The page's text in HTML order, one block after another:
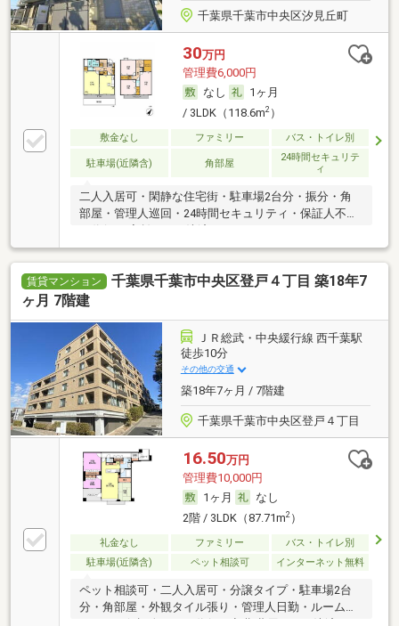
千葉県千葉市中央区汐見丘町
30万円
管理費6,000円
なし
1ヶ月
/ 3LDK（118.6m2）
敷金なし ファミリー バス・トイレ別
駐車場(近隣含) 角部屋
24時間セキュリテ
ィ
二人入居可・閑静な住宅街・駐車場2台分・振分・角
部屋・管理人巡回・24時間セキュリティ・保証人不要
賃貸マンション
千葉県千葉市中央区登戸４丁目 築18年7
ヶ月 7階建
ＪＲ総武・中央緩行線 西千葉駅
徒歩10分
その他の交通
築18年7ヶ月 / 7階建
千葉県千葉市中央区登戸４丁目
16.50万円
管理費10,000円
1ヶ月
なし
2階 / 3LDK（87.71m2）
礼金なし ファミリー
バス・トイレ別
駐車場(近隣含)
ペット相談可 インターネット無料
ペット相談可・二人入居可・分譲タイプ・駐車場2台
分・角部屋・外観タイル張り・管理人日勤・ルームシ